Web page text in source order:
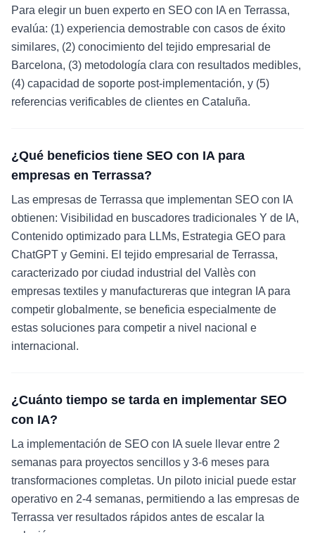
Para elegir un buen experto en SEO con IA en Terrassa,
evalúa: (1) experiencia demostrable con casos de éxito
similares, (2) conocimiento del tejido empresarial de
Barcelona, (3) metodología clara con resultados medibles,
(4) capacidad de soporte post-implementación, y (5)
referencias verificables de clientes en Cataluña.
¿Qué beneficios tiene SEO con IA para
empresas en Terrassa?
Las empresas de Terrassa que implementan SEO con IA
obtienen: Visibilidad en buscadores tradicionales Y de IA,
Contenido optimizado para LLMs, Estrategia GEO para
ChatGPT y Gemini. El tejido empresarial de Terrassa,
caracterizado por ciudad industrial del Vallès con
empresas textiles y manufactureras que integran IA para
competir globalmente, se beneficia especialmente de
estas soluciones para competir a nivel nacional e
internacional.
¿Cuánto tiempo se tarda en implementar SEO
con IA?
La implementación de SEO con IA suele llevar entre 2
semanas para proyectos sencillos y 3-6 meses para
transformaciones completas. Un piloto inicial puede estar
operativo en 2-4 semanas, permitiendo a las empresas de
Terrassa ver resultados rápidos antes de escalar la